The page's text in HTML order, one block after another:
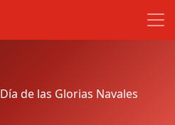
Día de las Glorias Navales